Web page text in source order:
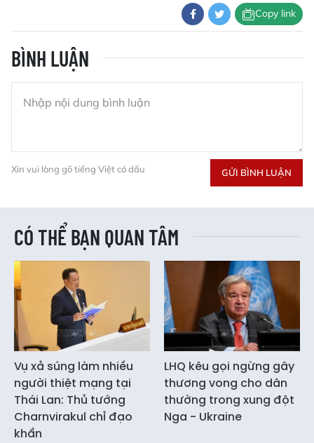
Copy link
BÌNH LUẬN
Xin vui lòng gõ tiếng Việt có dấu GỬI BÌNH LUẬN
CÓ THỂ BẠN QUAN TÂM
Vụ xả súng làm nhiều
người thiệt mạng tại
Thái Lan: Thủ tướng
Charnvirakul chỉ đạo
khẩn
LHQ kêu gọi ngừng gây
thương vong cho dân
thường trong xung đột
Nga - Ukraine